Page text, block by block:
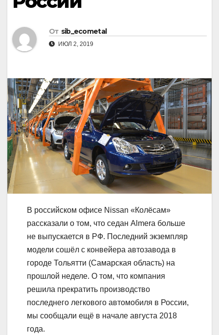
От sib_ecometal
ИЮЛ 2, 2019
В российском офисе Nissan «Колёсам»
рассказали о том, что седан Almera больше
не выпускается в РФ. Последний экземпляр
модели сошёл с конвейера автозавода в
городе Тольятти (Самарская область) на
прошлой неделе. О том, что компания
решила прекратить производство
последнего легкового автомобиля в России,
мы сообщали ещё в начале августа 2018
года.